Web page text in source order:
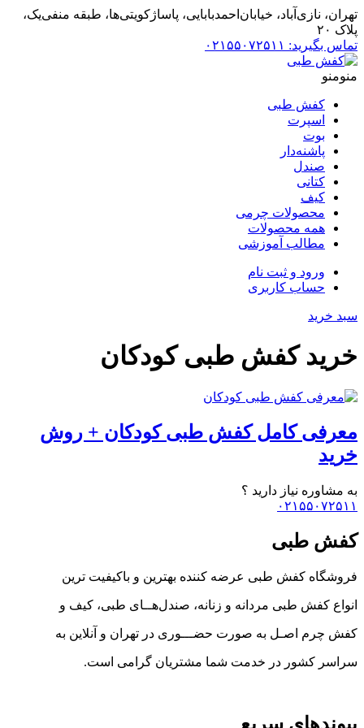
تهران، نازی‌آباد، خیابان‌احمد‌بابایی، پاساژ‌کویتی‌ها، طبقه منفی‌یک،
پلاک ۲۰
تماس بگیرید: ۰۲۱۵۵۰۷۲۵۱۱
منومنو
کفش طبی
اسپرت
بوت
پاشنه‌دار
صندل
کتانی
کیف
محصولات چرمی
همه محصولات
مطالب آموزشی
ورود و ثبت نام
حساب کاربری
سبد خرید
خرید کفش طبی کودکان
معرفی کامل کفش طبی کودکان + روش
خرید
به مشاوره نیاز دارید ؟
۰۲۱۵۵۰۷۲۵۱۱
کفش طبی
فروشگاه کفش طبی عرضه کننده بهترین و باکیفیت ترین
انواع کفش‌ طبی مردانه و زنانه، صندل‌هــای طبی، کیف و
کفش چرم اصـل به صورت حضـــوری در تهران و آنلاین به
سراسر کشور در خدمت شما مشتریان گرامی است.